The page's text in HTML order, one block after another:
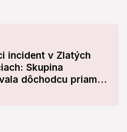
incident v Zlatých
Skupina
dôchodcu priamo